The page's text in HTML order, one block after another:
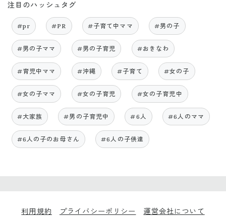
注目のハッシュタグ
#pr #PR #子育て中ママ #男の子
#男の子ママ #男の子育児 #おきなわ
#育児中ママ #沖縄 #子育て #女の子
#女の子ママ #女の子育児 #女の子育児中
#大家族 #男の子育児中 #6人 #6人のママ
#6人の子のお母さん #6人の子供達
利用規約 プライバシーポリシー 運営会社について